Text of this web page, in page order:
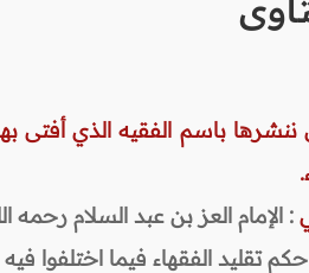
ننشرها باسم الفقيه الذي أفتى
: الإمام العز بن عبد السلام رحمه الله
تقليد الفقهاء فيما اختلفوا